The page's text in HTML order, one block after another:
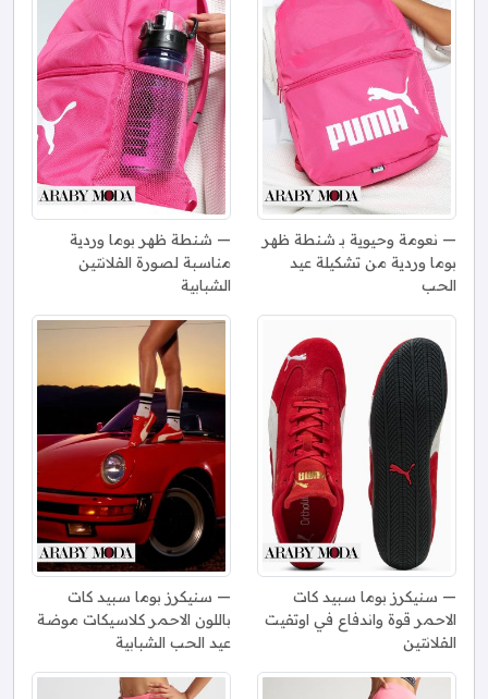
نعومة وحيوية بـ شنطة ظهر
بوما وردية من تشكيلة عيد
الحب
شنطة ظهر بوما وردية
مناسبة لصورة الفلانتين
الشبابية
سنيكرز بوما سبيد كات
الاحمر قوة واندفاع في اوتفيت
الفلانتين
سنيكرز بوما سبيد كات
باللون الاحمر كلاسيكات موضة
عيد الحب الشبابية